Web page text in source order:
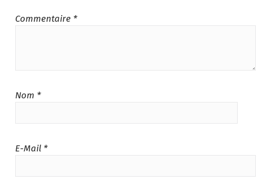
Commentaire *
Nom *
E-Mail *